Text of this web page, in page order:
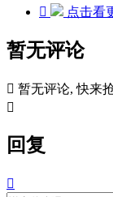
 点击看
暂无评论
 暂无评论, 快来

回复
